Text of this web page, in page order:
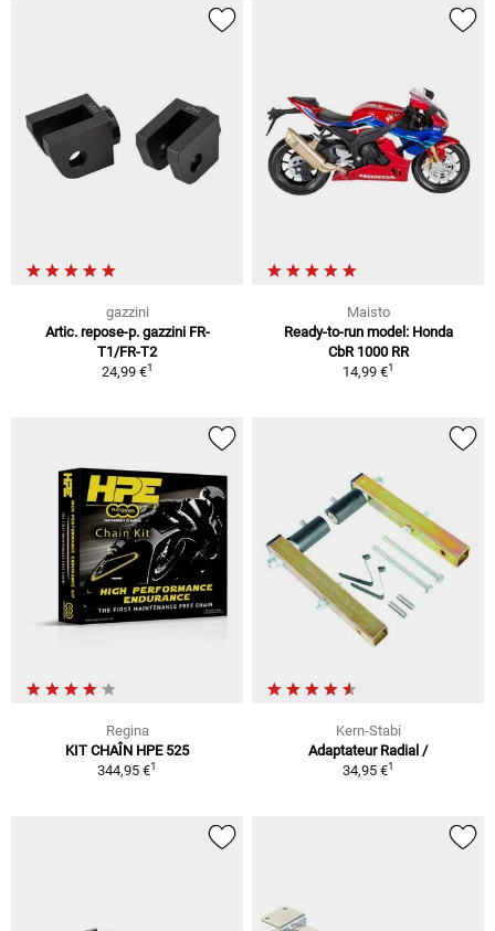
gazzini
Artic. repose-p. gazzini FR-
T1/FR-T2
24,99 €1
Maisto
Ready-to-run model: Honda
CbR 1000 RR
14,99 €1
Regina
KIT CHAÎN HPE 525
344,95 €1
Kern-Stabi
Adaptateur Radial /
34,95 €1